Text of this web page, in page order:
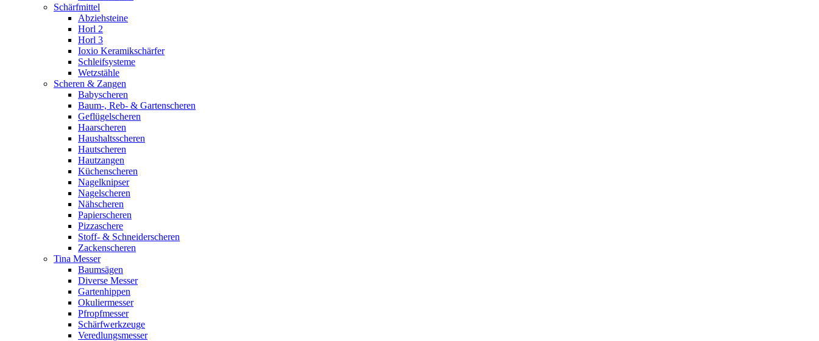
Schärfmittel
Abziehsteine
Horl 2
Horl 3
Ioxio Keramikschärfer
Schleifsysteme
Wetzstähle
Scheren & Zangen
Babyscheren
Baum-, Reb- & Gartenscheren
Geflügelscheren
Haarscheren
Haushaltsscheren
Hautscheren
Hautzangen
Küchenscheren
Nagelknipser
Nagelscheren
Nähscheren
Papierscheren
Pizzaschere
Stoff- & Schneiderscheren
Zackenscheren
Tina Messer
Baumsägen
Diverse Messer
Gartenhippen
Okuliermesser
Pfropfmesser
Schärfwerkzeuge
Veredlungsmesser